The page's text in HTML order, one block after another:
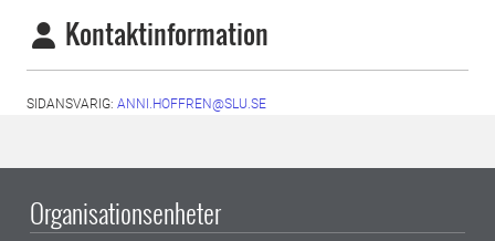
Kontaktinformation
SIDANSVARIG: ANNI.HOFFREN@SLU.SE
Organisationsenheter